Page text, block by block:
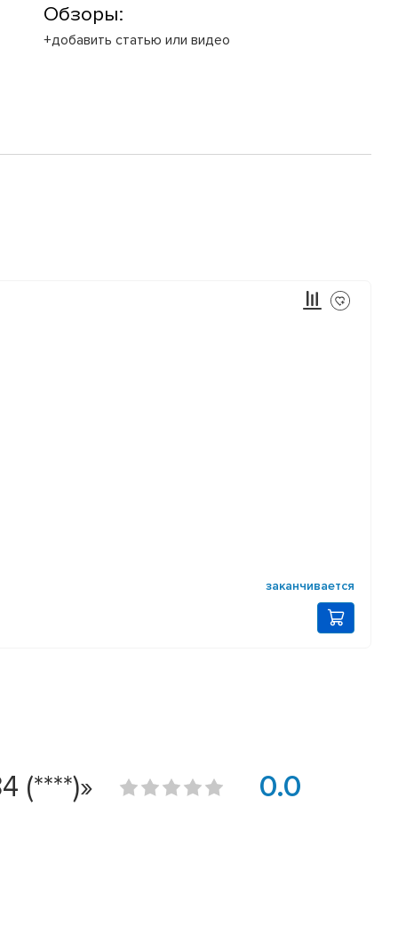
Обзоры:
+добавить статью или видео
заканчивается
(****)» 0.0